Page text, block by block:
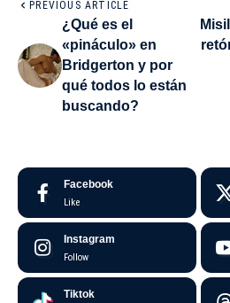
PREVIOUS ARTICLE
¿Qué es el
«pináculo» en
Bridgerton y por
qué todos lo están
buscando?
Facebook
Like
Instagram
Follow
Tiktok